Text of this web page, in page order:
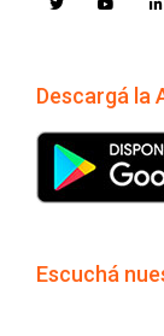
Descargá la
Escuchá